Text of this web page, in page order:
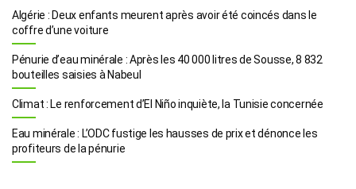
Algérie : Deux enfants meurent après avoir été coincés dans le
coffre d’une voiture
Pénurie d’eau minérale : Après les 40 000 litres de Sousse, 8 832
bouteilles saisies à Nabeul
Climat : Le renforcement d’El Niño inquiète, la Tunisie concernée
Eau minérale : L’ODC fustige les hausses de prix et dénonce les
profiteurs de la pénurie